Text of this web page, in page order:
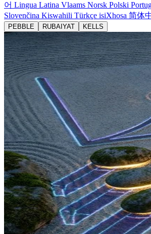
어 Lingua Latina Vlaams Norsk Polski
Slovenčina Kiswahili Türkçe isiXhosa 简体
PEBBLE RUBAIYAT KELLS